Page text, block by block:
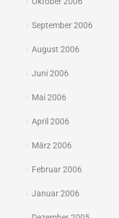
September 2006
August 2006
Juni 2006
Mai 2006
April 2006
März 2006
Februar 2006
Januar 2006